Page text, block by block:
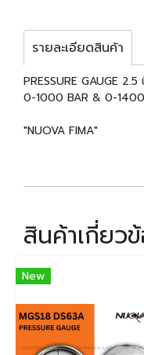
รายละเอียดสินค้า
PRESSURE GAUGE
0-1000 BAR & 0-
"NUOVA FIMA"
สินค้าเกี่ยว
New